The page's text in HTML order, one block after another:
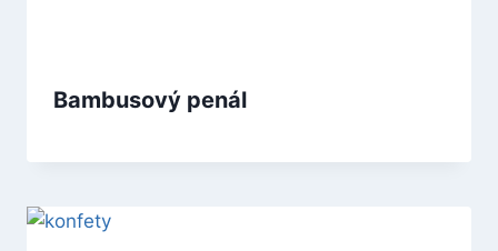
Bambusový penál